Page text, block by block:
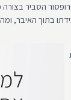
הסביר
בתוך האיבר,